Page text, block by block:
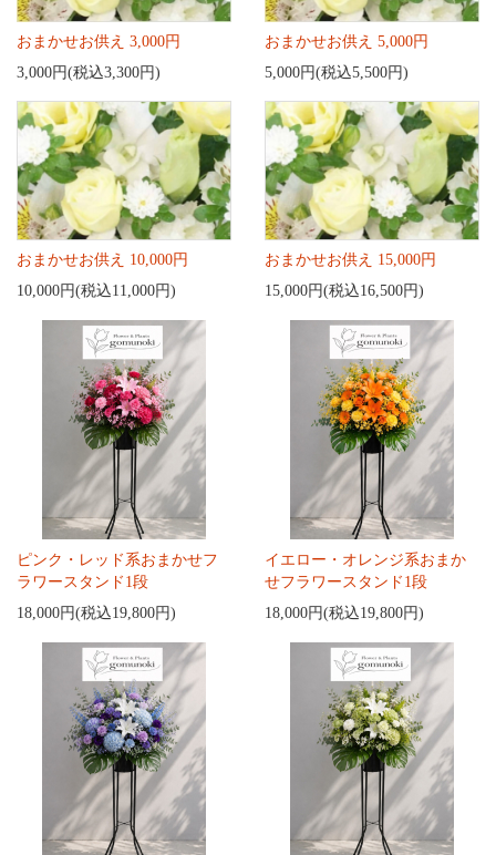
おまかせお供え 3,000円
3,000円(税込3,300円)
おまかせお供え 5,000円
5,000円(税込5,500円)
おまかせお供え 10,000円
10,000円(税込11,000円)
おまかせお供え 15,000円
15,000円(税込16,500円)
ピンク・レッド系おまかせフ
ラワースタンド1段
18,000円(税込19,800円)
イエロー・オレンジ系おまか
せフラワースタンド1段
18,000円(税込19,800円)